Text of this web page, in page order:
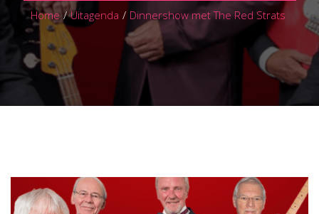
Plan je bezoek
Home / Uitagenda / Dinnershow met The Red Strats